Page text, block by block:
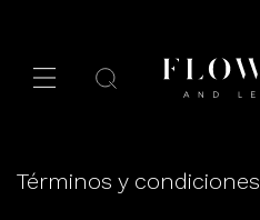
Términos y condiciones